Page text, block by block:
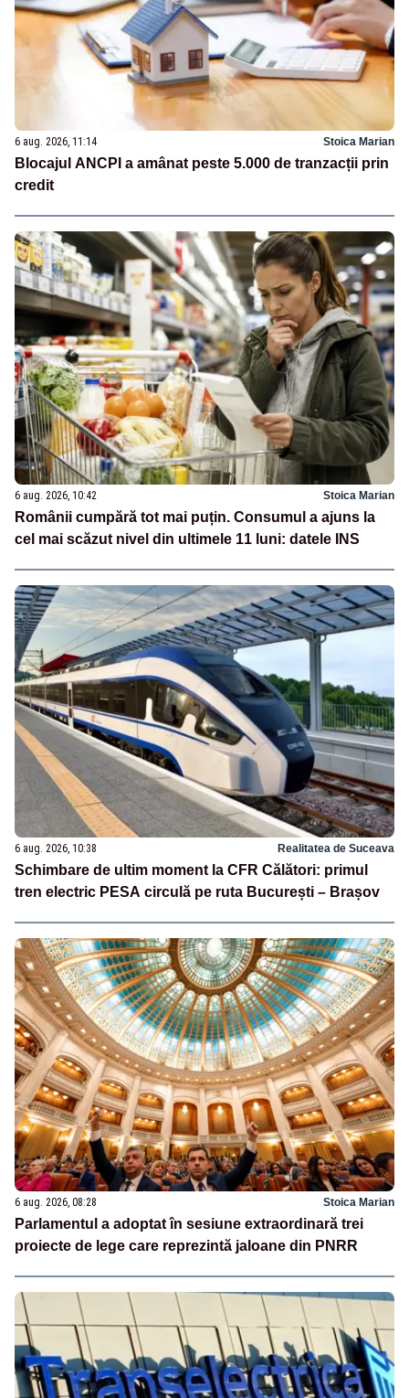
6 aug. 2026, 11:14 Stoica Marian
Blocajul ANCPI a amânat peste 5.000 de tranzacții prin
credit
6 aug. 2026, 10:42 Stoica Marian
Românii cumpără tot mai puțin. Consumul a ajuns la
cel mai scăzut nivel din ultimele 11 luni: datele INS
6 aug. 2026, 10:38 Realitatea de Suceava
Schimbare de ultim moment la CFR Călători: primul
tren electric PESA circulă pe ruta București – Brașov
6 aug. 2026, 08:28 Stoica Marian
Parlamentul a adoptat în sesiune extraordinară trei
proiecte de lege care reprezintă jaloane din PNRR